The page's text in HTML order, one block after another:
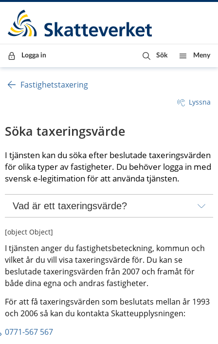
Till innehåll
Till navigationen
Till chattrobot
Logga in Sök Meny
Fastighetstaxering
Lyssna
Söka taxeringsvärde
I tjänsten kan du söka efter beslutade taxeringsvärden
för olika typer av fastigheter. Du behöver logga in med
svensk e-legitimation för att använda tjänsten.
Vad är ett taxeringsvärde?
[object Object]
I tjänsten anger du fastighetsbeteckning, kommun och
vilket år du vill visa taxeringsvärde för. Du kan se
beslutade taxeringsvärden från 2007 och framåt för
både dina egna och andras fastigheter.
För att få taxeringsvärden som beslutats mellan år 1993
och 2006 så kan du kontakta Skatteupplysningen:
0771-567 567